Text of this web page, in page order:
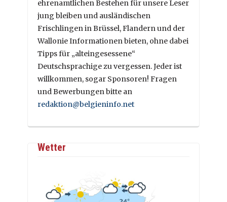
ehrenamtlichen Bestehen für unsere Leser
jung bleiben und ausländischen
Frischlingen in Brüssel, Flandern und der
Wallonie Informationen bieten, ohne dabei
Tipps für „alteingesessene“
Deutschsprachige zu vergessen. Jeder ist
willkommen, sogar Sponsoren! Fragen
und Bewerbungen bitte an
redaktion@belgieninfo.net
Wetter